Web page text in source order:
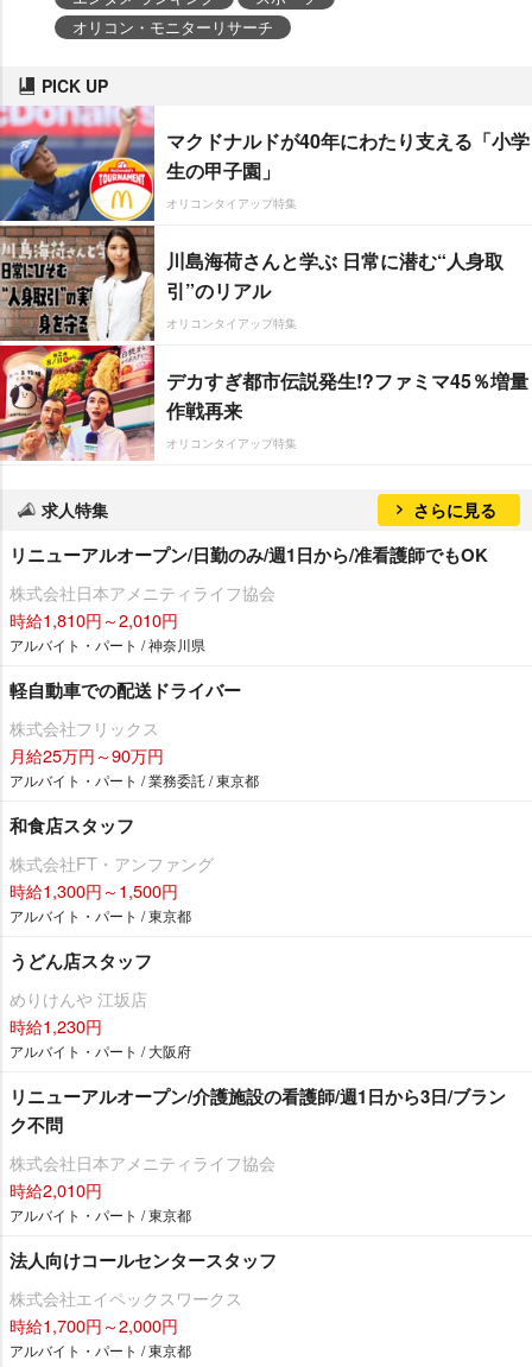
オリコン・モニターリサーチ
PICK UP
マクドナルドが40年にわたり支える「小学
生の甲子園」
オリコンタイアップ特集
川島海荷さんと学ぶ 日常に潜む“人身取
引”のリアル
オリコンタイアップ特集
デカすぎ都市伝説発生!?ファミマ45％増量
作戦再来
オリコンタイアップ特集
求人特集 さらに見る
リニューアルオープン/日勤のみ/週1日から/准看護師でもOK
株式会社日本アメニティライフ協会
時給1,810円～2,010円
アルバイト・パート / 神奈川県
軽自動車での配送ドライバー
株式会社フリックス
月給25万円～90万円
アルバイト・パート / 業務委託 / 東京都
和食店スタッフ
株式会社FT・アンファング
時給1,300円～1,500円
アルバイト・パート / 東京都
うどん店スタッフ
めりけんや 江坂店
時給1,230円
アルバイト・パート / 大阪府
リニューアルオープン/介護施設の看護師/週1日から3日/ブラン
ク不問
株式会社日本アメニティライフ協会
時給2,010円
アルバイト・パート / 東京都
法人向けコールセンタースタッフ
株式会社エイペックスワークス
時給1,700円～2,000円
アルバイト・パート / 東京都